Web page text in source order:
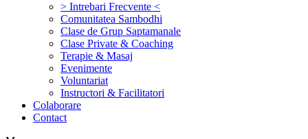
> Intrebari Frecvente <
Comunitatea Sambodhi
Clase de Grup Saptamanale
Clase Private & Coaching
Terapie & Masaj
‎Evenimente
Voluntariat
‏‏‎Instructori & Facilitatori
Colaborare
Contact